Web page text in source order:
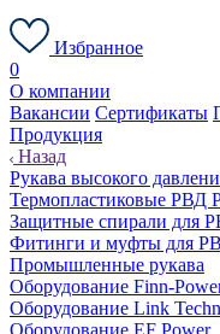
Избранное
0
О компании
Вакансии Сертификаты
Продукция
Назад
Рукава высокого
Термопластиковые РВД
Защитные спирали для
Фитинги и муфты для
Промышленные рукава
Оборудование Finn-
Оборудование Link
Оборудование EF Power